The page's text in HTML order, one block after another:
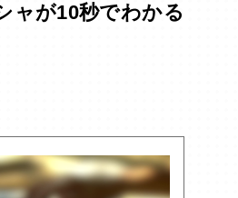
ャが10秒でわかる